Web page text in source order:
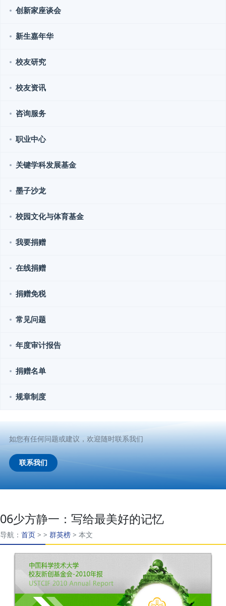
创新家座谈会
新生嘉年华
校友研究
校友资讯
咨询服务
职业中心
关键学科发展基金
墨子沙龙
校园文化与体育基金
我要捐赠
在线捐赠
捐赠免税
常见问题
年度审计报告
捐赠名单
规章制度
如您有任何问题或建议，欢迎随时联系我们
联系我们
06少方静一：写给最美好的记忆
导航： 首页 > > 群英榜 > 本文